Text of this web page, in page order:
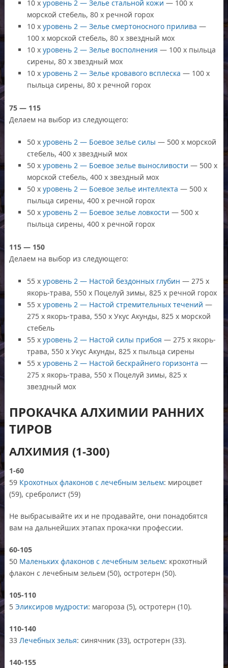
10 xуровень 2 — Зелье стальной кожи — 100 x
морской стебель, 80 x речной горох
10 xуровень 2 — Зелье смертоносного прилива —
100 x морской стебель, 80 x звездный мох
10 xуровень 2 — Зелье восполнения — 100 x пыльца
сирены, 80 x звездный мох
10 xуровень 2 — Зелье кровавого всплеска — 100 x
пыльца сирены, 80 x речной горох
75 — 115
Делаем на выбор из следующего:
50 xуровень 2 — Боевое зелье силы — 500 x морской
стебель, 400 x звездный мох
50 xуровень 2 — Боевое зелье выносливости — 500 x
морской стебель, 400 x звездный мох
50 xуровень 2 — Боевое зелье интеллекта — 500 x
пыльца сирены, 400 x речной горох
50 xуровень 2 — Боевое зелье ловкости — 500 x
пыльца сирены, 400 x речной горох
115 — 150
Делаем на выбор из следующего:
55 xуровень 2 — Настой бездонных глубин — 275 x
якорь-трава, 550 x Поцелуй зимы, 825 x речной горох
55 xуровень 2 — Настой стремительных течений —
275 x якорь-трава, 550 x Укус Акунды, 825 x морской
стебель
55 xуровень 2 — Настой силы прибоя — 275 x якорь-
трава, 550 x Укус Акунды, 825 x пыльца сирены
55 xуровень 2 — Настой бескрайнего горизонта —
275 x якорь-трава, 550 x Поцелуй зимы, 825 x
звездный мох
ПРОКАЧКА АЛХИМИИ РАННИХ
ТИРОВ
АЛХИМИЯ (1-300)
1-60
59 Крохотных флаконов с лечебным зельем: мироцвет
(59), сребролист (59)
Не выбрасывайте их и не продавайте, они понадобятся
вам на дальнейших этапах прокачки профессии.
60-105
50 Маленьких флаконов с лечебным зельем: крохотный
флакон с лечебным зельем (50), остротерн (50).
105-110
5Эликсиров мудрости: магороза (5), остротерн (10).
110-140
33Лечебных зелья: синячник (33), остротерн (33).
140-155